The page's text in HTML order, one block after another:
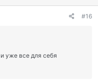
#16
уже все для себя